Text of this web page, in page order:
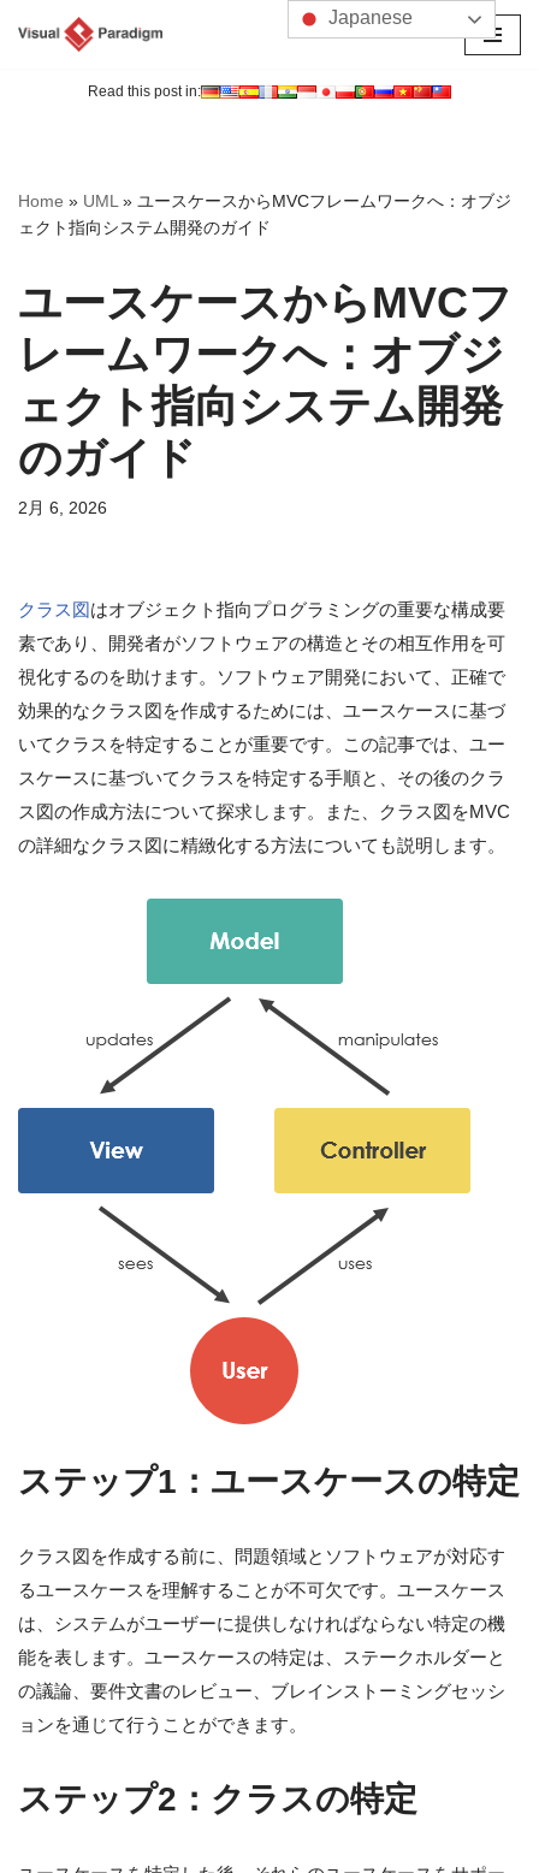
へ
ス
ッ
プ
Read this post in:
Home » UML» ユースケースからMVCフレームワークへ：オブジ
ェクト指向システム開発のガイド
ユースケースからMVCフ
レームワークへ：オブジ
ェクト指向システム開発
のガイド
2月 6, 2026
クラス図はオブジェクト指向プログラミングの重要な構成要
素であり、開発者がソフトウェアの構造とその相互作用を可
視化するのを助けます。ソフトウェア開発において、正確で
効果的なクラス図を作成するためには、ユースケースに基づ
いてクラスを特定することが重要です。この記事では、ユー
スケースに基づいてクラスを特定する手順と、その後のクラ
ス図の作成方法について探求します。また、クラス図をMVC
の詳細なクラス図に精緻化する方法についても説明します。
ステップ1：ユースケースの特定
クラス図を作成する前に、問題領域とソフトウェアが対応す
るユースケースを理解することが不可欠です。ユースケース
は、システムがユーザーに提供しなければならない特定の機
能を表します。ユースケースの特定は、ステークホルダーと
の議論、要件文書のレビュー、ブレインストーミングセッシ
ョンを通じて行うことができます。
ステップ2：クラスの特定
Japanese